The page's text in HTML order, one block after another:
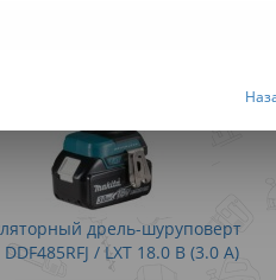
Аккумуляторный дрель-
ударом Makita DHP485Z / LXT